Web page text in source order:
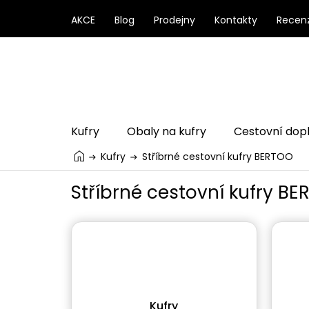
AKCE Blog Prodejny Kontakty
Kufry Obaly na kufry Cestovní
Kufry Stříbrné cestovní kufry BERTOO
Stříbrné cestovní kufry
Kufry